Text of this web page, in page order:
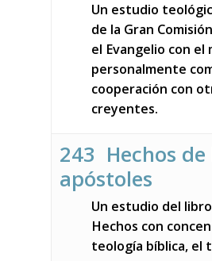
Un estudio
de la Gran
el Evangelio con
personalmente
cooperación con
creyentes.
243 Hechos de
apóstoles
Un estudio del
Hechos con
teología bíblica, el